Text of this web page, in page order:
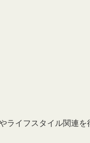
ライフスタイル関連を